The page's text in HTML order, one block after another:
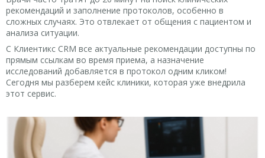
рекомендаций и заполнение протоколов, особенно в
сложных случаях. Это отвлекает от общения с пациентом и
анализа ситуации.
С Клиентикс CRM все актуальные рекомендации доступны по
прямым ссылкам во время приема, а назначение
исследований добавляется в протокол одним кликом!
Сегодня мы разберем кейс клиники, которая уже внедрила
этот сервис.